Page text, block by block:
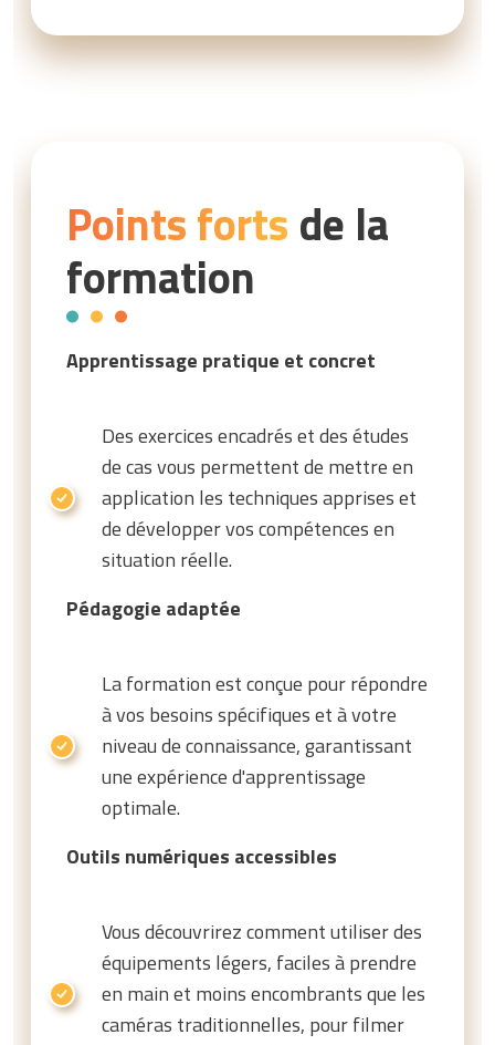
Points fortsde la
formation
Apprentissage pratique et concret
Des exercices encadrés et des études
de cas vous permettent de mettre en
application les techniques apprises et
de développer vos compétences en
situation réelle.
Pédagogie adaptée
La formation est conçue pour répondre
à vos besoins spécifiques et à votre
niveau de connaissance, garantissant
une expérience d'apprentissage
optimale.
Outils numériques accessibles
Vous découvrirez comment utiliser des
équipements légers, faciles à prendre
en main et moins encombrants que les
caméras traditionnelles, pour filmer